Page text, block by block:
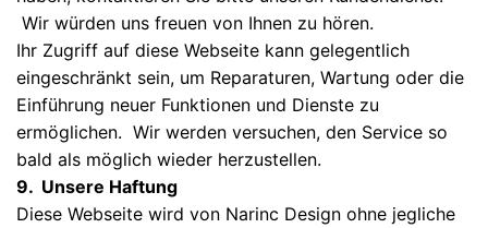
Wir würden uns freuen von Ihnen zu hören.
Ihr Zugriff auf diese Webseite kann gelegentlich
eingeschränkt sein, um Reparaturen, Wartung oder die
Einführung neuer Funktionen und Dienste zu
ermöglichen. Wir werden versuchen, den Service so
bald als möglich wieder herzustellen.
9. Unsere Haftung
Diese Webseite wird von Narinc Design ohne jegliche